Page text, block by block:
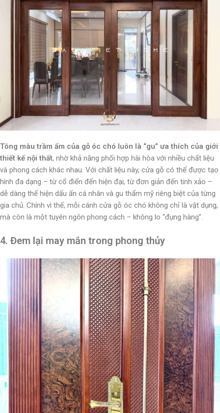
Tông màu trầm ấm của gỗ óc chó luôn là “gu” ưa thích của giới
thiết kế nội thất, nhờ khả năng phối hợp hài hòa với nhiều chất liệu
và phong cách khác nhau. Với chất liệu này, cửa gỗ có thể được tạo
hình đa dạng – từ cổ điển đến hiện đại, từ đơn giản đến tinh xảo –
dễ dàng thể hiện dấu ấn cá nhân và gu thẩm mỹ riêng biệt của từng
gia chủ. Chính vì thế, mỗi cánh cửa gỗ óc chó không chỉ là vật dụng,
mà còn là một tuyên ngôn phong cách – không lo “đụng hàng”.
4. Đem lại may mắn trong phong thủy